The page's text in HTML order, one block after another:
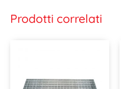
Prodotti correlati